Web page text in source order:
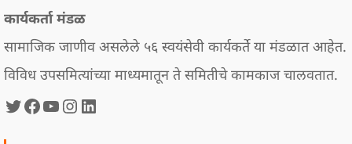
कार्यकर्ता मंडळ
सामाजिक जाणीव असलेले ५६ स्वयंसेवी कार्यकर्ते या मंडळात आहेत.
विविध उपसमित्यांच्या माध्यमातून ते समितीचे कामकाज चालवतात.
Twitter
Facebook
युटयूबInstagram
LinkedIn